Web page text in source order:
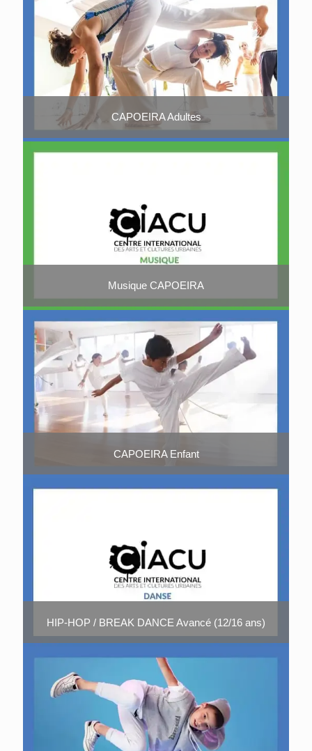
CAPOEIRA Adultes
Musique CAPOEIRA
CAPOEIRA Enfant
HIP-HOP / BREAK DANCE Avancé (12/16 ans)